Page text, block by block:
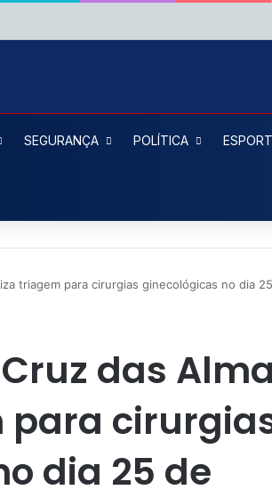
SEGURANÇA POLÍTICA
triagem para cirurgias ginecológicas no dia
das
para
dia 25 de